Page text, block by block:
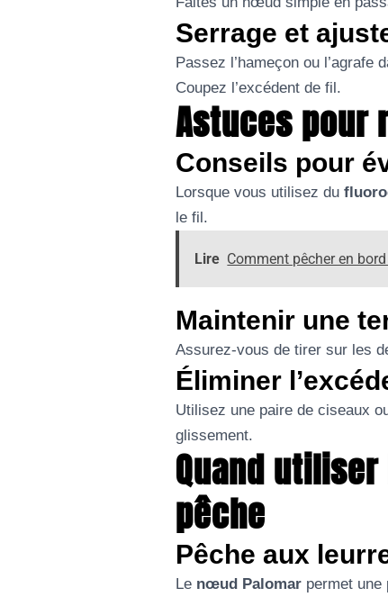
Serrage et
Passez l’hameçon ou
Coupez l’excédent de fil.
Astuces pour
Conseils pour
Lorsque vous utilisez du
le fil.
Lire Comment pêcher en
Maintenir une
Assurez-vous de tirer sur les
Éliminer
Utilisez une paire de ciseaux
glissement.
Quand
pêche
Pêche aux
Le nœud Palomar permet